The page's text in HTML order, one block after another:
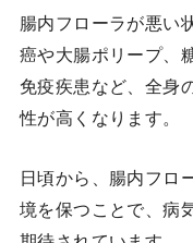
腸内フローラが悪い
癌や大腸ポリープ、
免疫疾患など、全身
性が高くなります。
日頃から、腸内フロ
境を保つことで、病